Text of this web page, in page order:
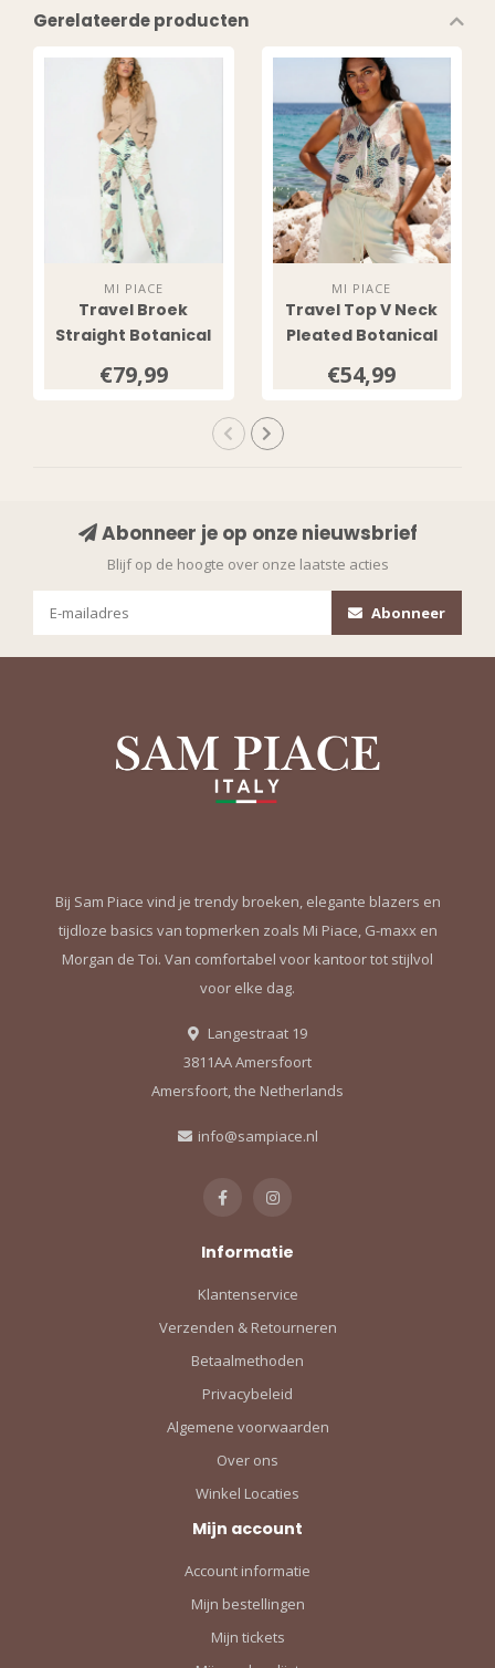
Gerelateerde producten
MI PIACE
Travel Broek
Straight Botanical
Pistachio
€79,99
MI PIACE
Travel Top V Neck
Pleated Botanical
Pistachio
€54,99
Abonneer je op onze nieuwsbrief
Blijf op de hoogte over onze laatste acties
Abonneer
Bij Sam Piace vind je trendy broeken, elegante blazers en
tijdloze basics van topmerken zoals Mi Piace, G-maxx en
Morgan de Toi. Van comfortabel voor kantoor tot stijlvol
voor elke dag.
Langestraat 19
3811AA Amersfoort
Amersfoort, the Netherlands
info@sampiace.nl
Informatie
Klantenservice
Verzenden & Retourneren
Betaalmethoden
Privacybeleid
Algemene voorwaarden
Over ons
Winkel Locaties
Mijn account
Account informatie
Mijn bestellingen
Mijn tickets